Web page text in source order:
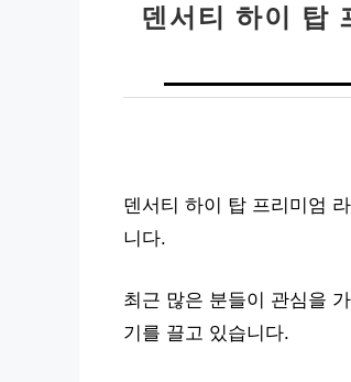
덴서티 하이 탑
덴서티 하이 탑 프리미엄
니다.
최근 많은 분들이 관심을
기를 끌고 있습니다.